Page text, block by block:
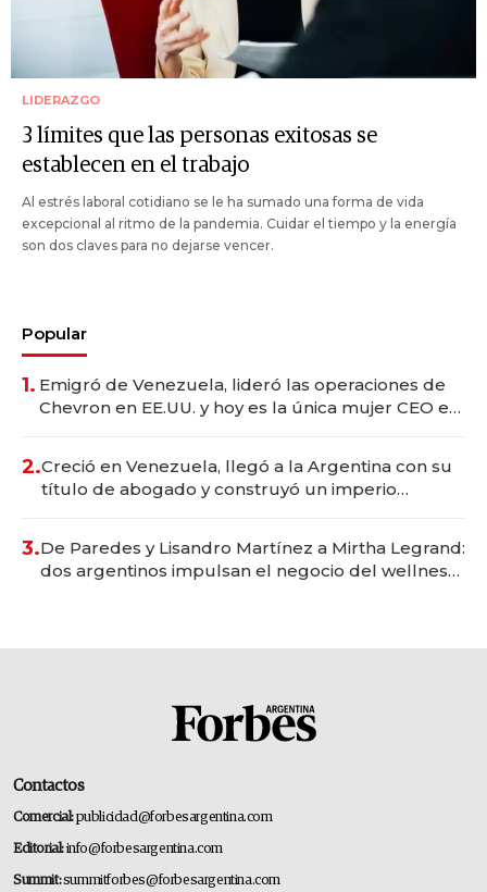
LIDERAZGO
3 límites que las personas exitosas se
establecen en el trabajo
Al estrés laboral cotidiano se le ha sumado una forma de vida
excepcional al ritmo de la pandemia. Cuidar el tiempo y la energía
son dos claves para no dejarse vencer.
Popular
1. Emigró de Venezuela, lideró las operaciones de
Chevron en EE.UU. y hoy es la única mujer CEO en
2.Creció en Venezuela, llegó a la Argentina con su
título de abogado y construyó un imperio
3.De Paredes y Lisandro Martínez a Mirtha Legrand:
dos argentinos impulsan el negocio del wellness
Contactos
Comercial:publicidad@forbesargentina.com
Editorial:info@forbesargentina.com
Summit:summitforbes@forbesargentina.com